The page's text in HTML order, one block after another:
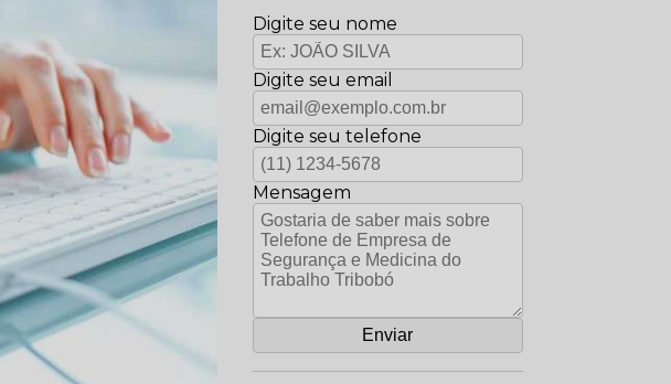
Digite seu nome
Digite seu email
Digite seu telefone
Mensagem